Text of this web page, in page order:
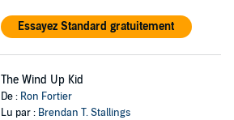
Essayez Standard gratuitement
The Wind Up Kid
De : Ron Fortier
Lu par : Brendan T. Stallings